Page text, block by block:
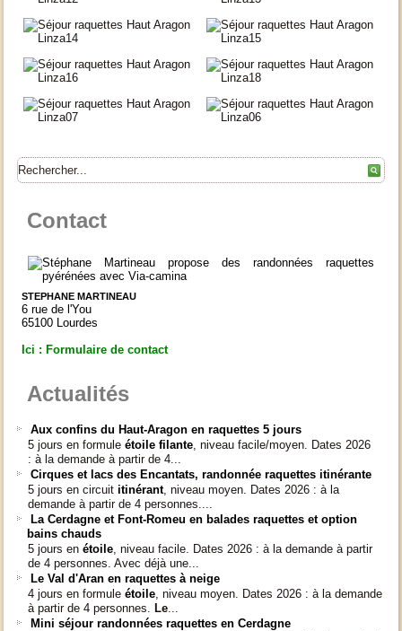
Contact
STEPHANE MARTINEAU
6 rue de l'You
65100 Lourdes
Ici : Formulaire de contact
Actualités
Aux confins du Haut-Aragon en raquettes 5 jours
5 jours en formuleétoile filante, niveau facile/moyen. Dates 2026
: à la demande à partir de 4...
Cirques et lacs des Encantats, randonnée raquettes itinérante
5 jours en circuititinérant, niveau moyen. Dates 2026 : à la
demande à partir de 4 personnes....
La Cerdagne et Font-Romeu en balades raquettes et option
bains chauds
5 jours enétoile, niveau facile. Dates 2026 : à la demande à partir
de 4 personnes. Avec déjà une...
Le Val d'Aran en raquettes à neige
4 jours en formuleétoile, niveau moyen. Dates 2026 : à la demande
à partir de 4 personnes. Le...
Mini séjour randonnées raquettes en Cerdagne